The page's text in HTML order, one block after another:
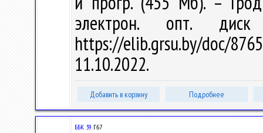
электрон. опт.
https://elib.grsu.by/doc/
11.10.2022.
Добавить в корзину Подробнее
ББК 39.Г67